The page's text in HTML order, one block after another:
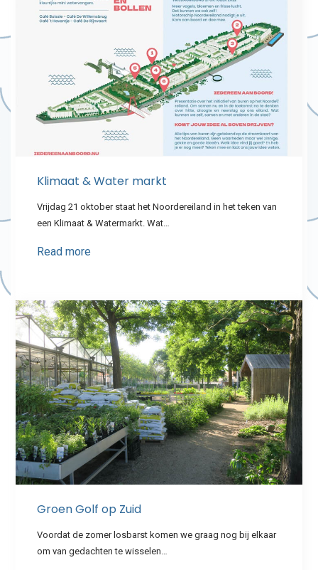
Klimaat & Water markt
Vrijdag 21 oktober staat het Noordereiland in het teken van
een Klimaat & Watermarkt. Wat…
Read more
Groen Golf op Zuid
Voordat de zomer losbarst komen we graag nog bij elkaar
om van gedachten te wisselen…